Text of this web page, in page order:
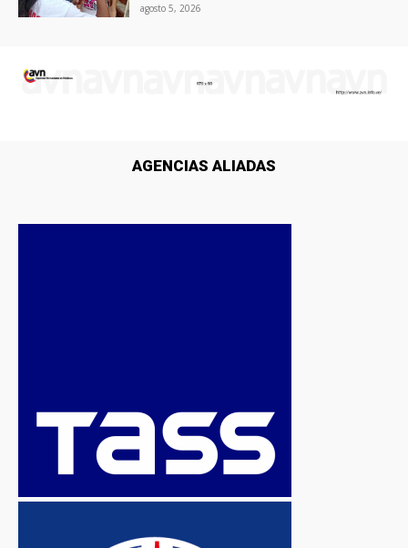
agosto 5, 2026
AGENCIAS ALIADAS